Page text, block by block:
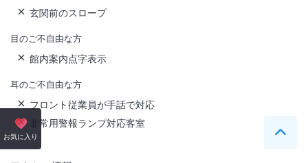
玄関前のスロープ
目のご不自由な方
館内案内点字表示
耳のご不自由な方
フロント従業員が手話で対応
非常用警報ランプ対応客室
お気に入り ペー